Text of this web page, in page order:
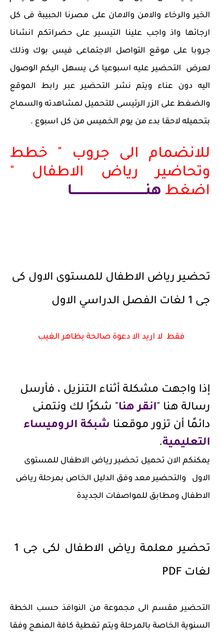
الخير والرخاء والامن والامان على مصرنا الحبيبة فى كل
ارجائها واذ واجب علينا التيسير على حضراتكم انشانا
جروبا على موقع التواصل الاجتماعى فيس بوك وذلك
لعرض التحضير عليه اسبوعيا كى يسهل اليكم الوصول
اليه دون عناء ويتم نشر التحضير عبر رابط الموقع
والضغط على الزر الرئيسى للتحميل لمشاهدته والسماح
بتحميله لاحقا بدء من يوم الخميس من كل اسبوع .
للانضمام الى جروب " خطط
وتحاضير رياض الاطفال "
اضغط هنـــــــــــــــــــــــــــــــــــــا
تحضير رياض الاطفال للمستوى الاول كى
جى 1 لغات الفصل الدراسي الاول
فقط لا اريد الا دعوة صالحة بظاهر الغيب
إذا واجهت مشكلة أثناء التنزيل ، فأرسل
رسالة هنا "انقر هنا" شكرًا لك ونتمنى
دائمًا أن تزور موقعنا شبكة الروميساء
التعليمية.
يمكنكم الان تحميل تحضير رياض الاطفال للمستوى
الاول والتحضير معد وفق الدليل الخاص بمرحلة رياض
الاطفال ومطابق للمواصفات الجديدة
لغات PDF
التحضير مقسم الى مجموعة من النوافذ حسب الخطة
السنوية الخاصة بالمرحلة ويتم تغطية كافة المنهج وفقا